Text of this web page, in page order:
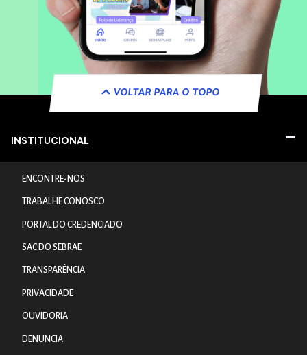
VOLTAR PARA O TOPO
INSTITUCIONAL
ENCONTRE-NOS
TRABALHE CONOSCO
PORTAL DO CREDENCIADO
SAC DO SEBRAE
TRANSPARÊNCIA
PRIVACIDADE
OUVIDORIA
DENUNCIA